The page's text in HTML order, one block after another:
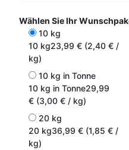
Wählen Sie Ihr
10 kg
10 kg23,99 € (2,40 € /
kg)
10 kg in Tonne
10 kg in Tonne29,99
€ (3,00 € / kg)
20 kg
20 kg36,99 € (1,85 € /
kg)